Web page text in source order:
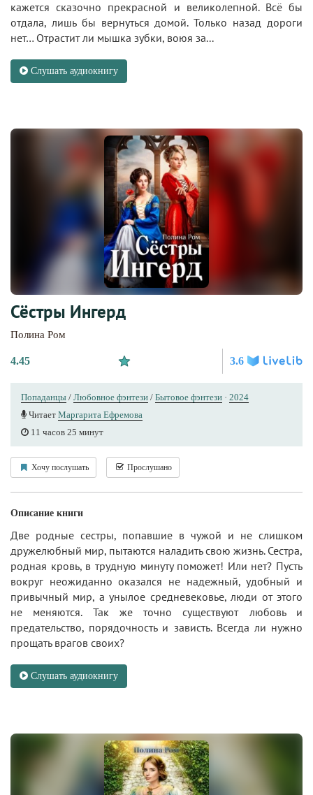
кажется сказочно прекрасной и великолепной. Всё бы
отдала, лишь бы вернуться домой. Только назад дороги
нет… Отрастит ли мышка зубки, воюя за...
Слушать аудиокнигу
Сёстры Ингерд
Полина Ром
4.45 3.6
Попаданцы / Любовное фэнтези / Бытовое фэнтези · 2024
Читает Маргарита Ефремова
11 часов 25 минут
Хочу послушать Прослушано
Описание книги
Две родные сестры, попавшие в чужой и не слишком
дружелюбный мир, пытаются наладить свою жизнь. Сестра,
родная кровь, в трудную минуту поможет! Или нет? Пусть
вокруг неожиданно оказался не надежный, удобный и
привычный мир, а унылое средневековье, люди от этого
не меняются. Так же точно существуют любовь и
предательство, порядочность и зависть. Всегда ли нужно
прощать врагов своих?
Слушать аудиокнигу